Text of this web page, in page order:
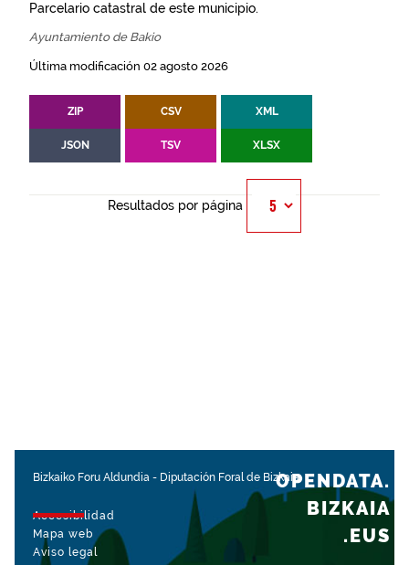
Parcelario catastral de este municipio.
Ayuntamiento de Bakio
Última modificación 02 agosto 2026
ZIP CSV XML
JSON TSV XLSX
Resultados por página
Bizkaiko Foru Aldundia - Diputación Foral de Bizkaia
Accesibilidad
Mapa web
Aviso legal
OPENDATA.
BIZKAIA
.EUS